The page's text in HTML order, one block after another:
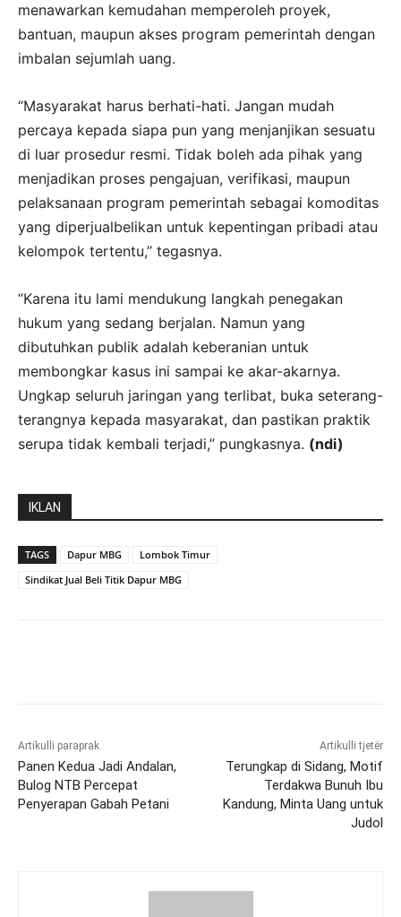
menawarkan kemudahan memperoleh proyek,
bantuan, maupun akses program pemerintah dengan
imbalan sejumlah uang.
“Masyarakat harus berhati-hati. Jangan mudah
percaya kepada siapa pun yang menjanjikan sesuatu
di luar prosedur resmi. Tidak boleh ada pihak yang
menjadikan proses pengajuan, verifikasi, maupun
pelaksanaan program pemerintah sebagai komoditas
yang diperjualbelikan untuk kepentingan pribadi atau
kelompok tertentu,” tegasnya.
“Karena itu lami mendukung langkah penegakan
hukum yang sedang berjalan. Namun yang
dibutuhkan publik adalah keberanian untuk
membongkar kasus ini sampai ke akar-akarnya.
Ungkap seluruh jaringan yang terlibat, buka seterang-
terangnya kepada masyarakat, dan pastikan praktik
serupa tidak kembali terjadi,” pungkasnya. (ndi)
IKLAN
TAGS Dapur MBG
Lombok Timur
Sindikat Jual Beli Titik Dapur MBG
Artikulli paraprak
Panen Kedua Jadi Andalan,
Bulog NTB Percepat
Penyerapan Gabah Petani
Artikulli tjetër
Terungkap di Sidang, Motif
Terdakwa Bunuh Ibu
Kandung, Minta Uang untuk
Judol